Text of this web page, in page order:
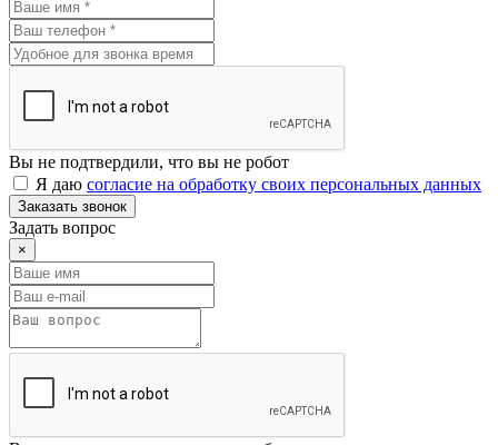
Вы не подтвердили, что вы не робот
Я даю согласие на обработку своих персональных данных
Заказать звонок
Задать вопрос
×